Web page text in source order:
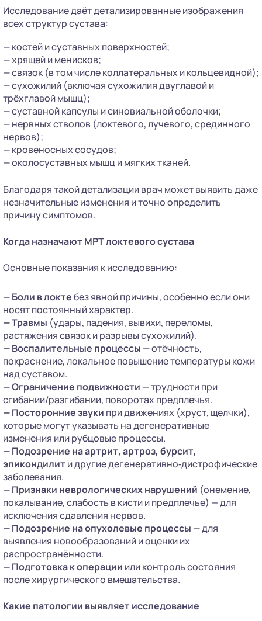
Исследование даёт детализированные изображения
всех структур сустава:
— костей и суставных поверхностей;
— хрящей и менисков;
— связок (в том числе коллатеральных и кольцевидной);
— сухожилий (включая сухожилия двуглавой и
трёхглавой мышц);
— суставной капсулы и синовиальной оболочки;
— нервных стволов (локтевого, лучевого, срединного
нервов);
— кровеносных сосудов;
— околосуставных мышц и мягких тканей.
Благодаря такой детализации врач может выявить даже
незначительные изменения и точно определить
причину симптомов.
Когда назначают МРТ локтевого сустава
Основные показания к исследованию:
— Боли в локтебез явной причины, особенно если они
носят постоянный характер.
— Травмы (удары, падения, вывихи, переломы,
растяжения связок и разрывы сухожилий).
— Воспалительные процессы — отёчность,
покраснение, локальное повышение температуры кожи
над суставом.
— Ограничение подвижности — трудности при
сгибании/разгибании, поворотах предплечья.
— Посторонние звуки при движениях (хруст, щелчки),
которые могут указывать на дегенеративные
изменения или рубцовые процессы.
— Подозрение на артрит, артроз, бурсит,
эпикондилит и другие дегенеративно‑дистрофические
заболевания.
— Признаки неврологических нарушений (онемение,
покалывание, слабость в кисти и предплечье) — для
исключения сдавления нервов.
— Подозрение на опухолевые процессы — для
выявления новообразований и оценки их
распространённости.
— Подготовка к операции или контроль состояния
после хирургического вмешательства.
Какие патологии выявляет исследование